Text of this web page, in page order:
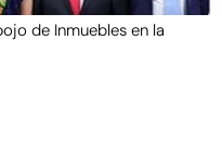
de Inmuebles en la